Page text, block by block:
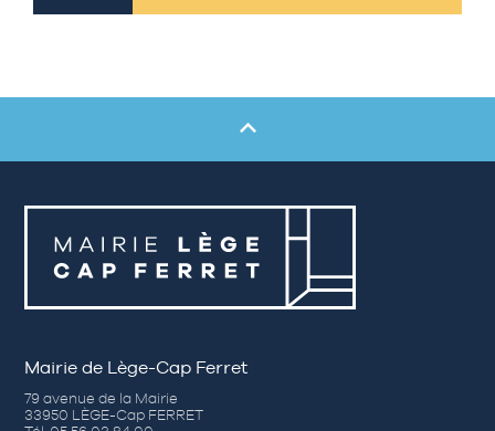
Mairie de Lège-Cap Ferret
79 avenue de la Mairie
33950 LÈGE-Cap FERRET